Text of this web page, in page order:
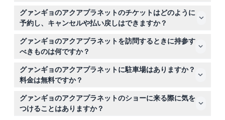
この施設は外国人専用で、韓国国籍の方はチケットを購入
できません。3歳以上の子供は大人と同じ料金を支払い、
3歳未満の幼児はパスポートを提示すれば無料で入場でき
ます。
グァンギョのアクアプラネットのチケットはどのように
予約し、キャンセルや払い戻しはできますか？
このウェブサイト上で直接オンライン予約が可能です。チ
ケットは返金不可、キャンセル不可で、予約した日時に必
ずご利用ください。
グァンギョのアクアプラネットを訪問するときに持参す
べきものは何ですか？
外国人であることを証明するためのパスポートと、幼児の
無料入場に必要なパスポート、そして水族館内を歩きやす
い快適な履物をお持ちください。
グァンギョのアクアプラネットに駐車場はありますか？
料金は無料ですか？
はい、グァンギョのアクアプラネットには2時間まで無料
で利用できる駐車場がありますので、駐車スペースを気に
せず利用できます。
グァンギョのアクアプラネットのショーに来る際に気を
つけることはありますか？